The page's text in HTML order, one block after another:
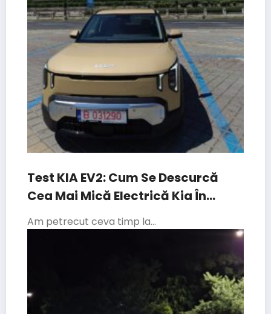
Test KIA EV2: Cum Se Descurcă
Cea Mai Mică Electrică Kia În
Traficul Din București
Am petrecut ceva timp la…